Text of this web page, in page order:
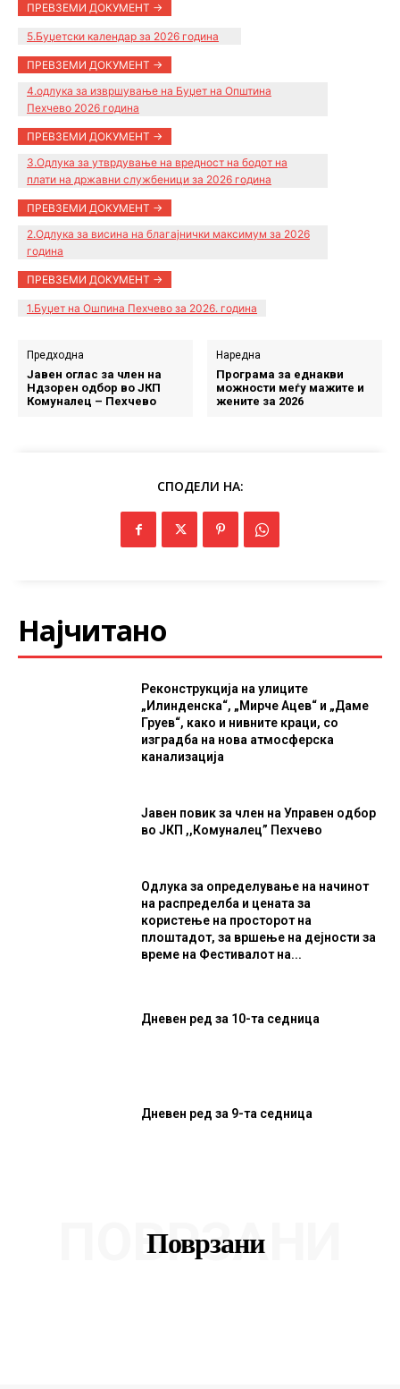
ПРЕВЗЕМИ ДОКУМЕНТ ->
5.Буџетски календар за 2026 година
ПРЕВЗЕМИ ДОКУМЕНТ ->
4.одлука за извршување на Буџет на Општина
Пехчево 2026 година
ПРЕВЗЕМИ ДОКУМЕНТ ->
3.Одлука за утврдување на вредност на бодот на
плати на државни службеници за 2026 година
ПРЕВЗЕМИ ДОКУМЕНТ ->
2.Одлука за висина на благајнички максимум за 2026
година
ПРЕВЗЕМИ ДОКУМЕНТ ->
1.Буџет на Ошпина Пехчево за 2026. година
Предходна
Јавен оглас за член на
Ндзорен одбор во ЈКП
Комуналец – Пехчево
Наредна
Програма за еднакви
можности меѓу мажите и
жените за 2026
СПОДЕЛИ НА:
Најчитано
Реконструкција на улиците
„Илинденска“, „Мирче Ацев“ и „Даме
Груев“, како и нивните краци, со
изградба на нова атмосферска
канализација
Јавен повик за член на Управен одбор
во ЈКП ,,Комуналец” Пехчево
Одлука за определување на начинот
на распределба и цената за
користење на просторот на
плоштадот, за вршење на дејности за
време на Фестивалот на...
Дневен ред за 10-та седница
Дневен ред за 9-та седница
Поврзани
ПОВРЗАНИ